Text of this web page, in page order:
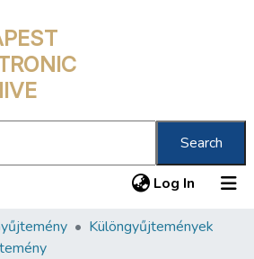
Search
Log In (current)
Különgyűjtemények